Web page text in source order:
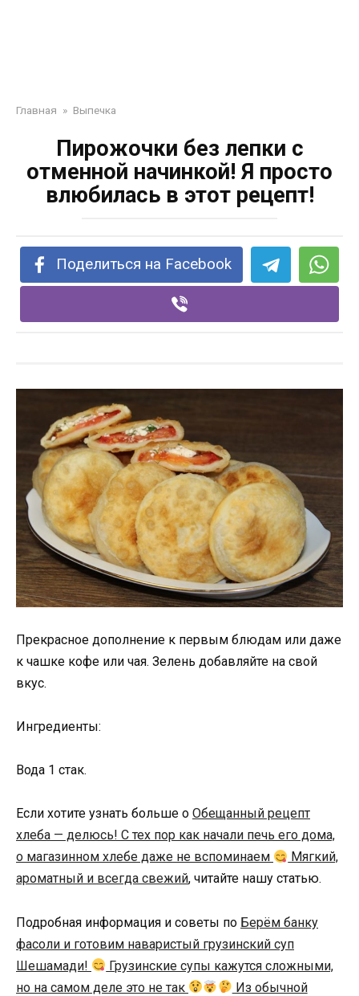
Главная » Выпечка
Пирожочки без лепки с
отменной начинкой! Я просто
влюбилась в этот рецепт!
Поделиться на Facebook
Прекрасное дополнение к первым блюдам или даже
к чашке кофе или чая. Зелень добавляйте на свой
вкус.
Ингредиенты:
Вода 1 стак.
Если хотите узнать больше о Обещанный рецепт
хлеба — делюсь! С тех пор как начали печь его дома,
о магазинном хлебе даже не вспоминаем
Мягкий,
ароматный и всегда свежий, читайте нашу статью.
Подробная информация и советы по Берём банку
фасоли и готовим наваристый грузинский суп
Шешамади!
Грузинские супы кажутся сложными,
но на самом деле это не так
Из обычной